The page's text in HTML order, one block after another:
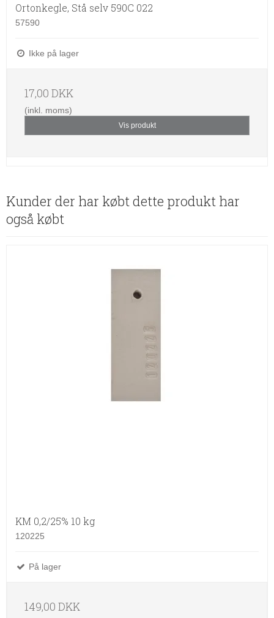
Ortonkegle, Stå selv 590C 022
57590
Ikke på lager
17,00 DKK
(inkl. moms)
Vis produkt
Kunder der har købt dette produkt har
også købt
KM 0,2/25% 10 kg
120225
På lager
149,00 DKK